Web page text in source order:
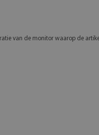
van de monitor waarop de